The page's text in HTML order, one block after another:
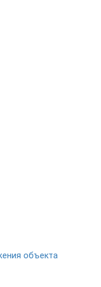
объекта